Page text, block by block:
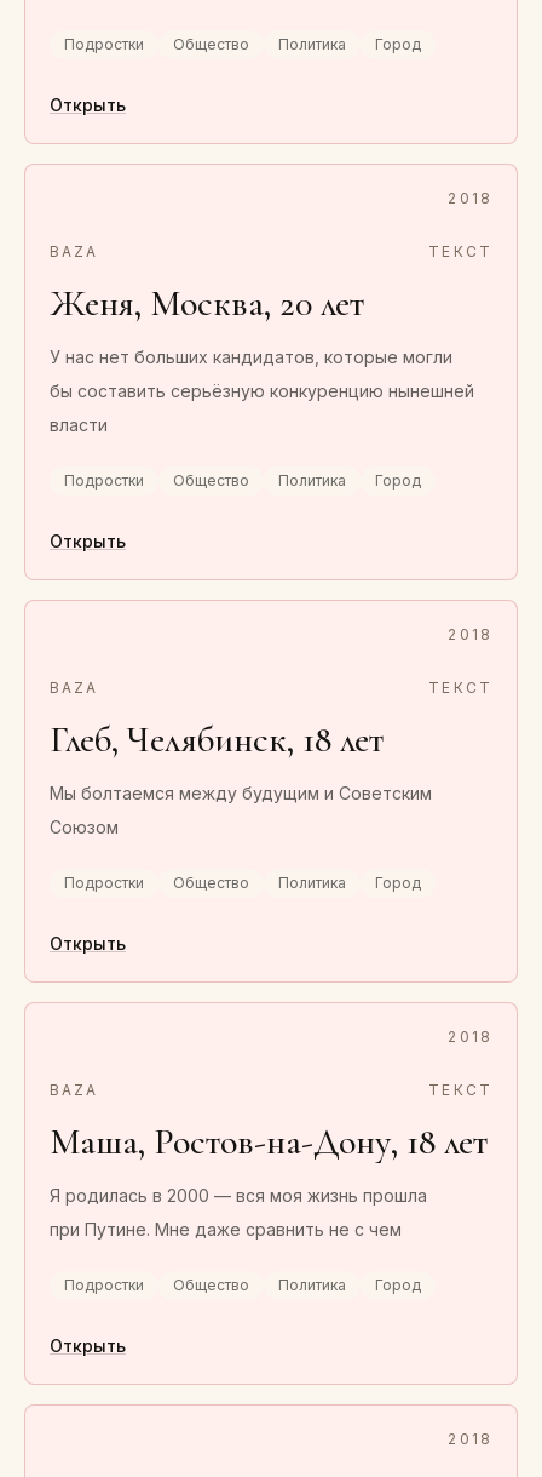
Подростки Общество Политика Город
Открыть
2018
BAZA ТЕКСТ
Женя, Москва, 20 лет
У нас нет больших кандидатов, которые могли
бы составить серьёзную конкуренцию нынешней
власти
Подростки Общество Политика Город
Открыть
2018
BAZA ТЕКСТ
Глеб, Челябинск, 18 лет
Мы болтаемся между будущим и Советским
Союзом
Подростки Общество Политика Город
Открыть
2018
BAZA ТЕКСТ
Маша, Ростов-на-Дону, 18 лет
Я родилась в 2000 — вся моя жизнь прошла
при Путине. Мне даже сравнить не с чем
Подростки Общество Политика Город
Открыть
2018